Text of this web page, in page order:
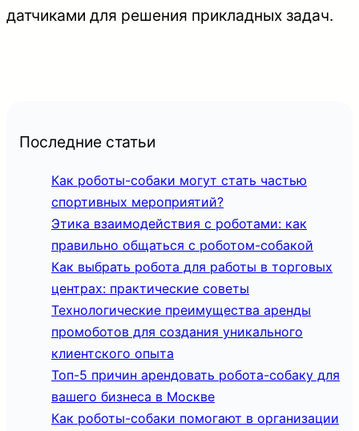
датчиками для решения прикладных задач.
Последние статьи
Как роботы-собаки могут стать частью
спортивных мероприятий?
Этика взаимодействия с роботами: как
правильно общаться с роботом-собакой
Как выбрать робота для работы в торговых
центрах: практические советы
Технологические преимущества аренды
промоботов для создания уникального
клиентского опыта
Топ-5 причин арендовать робота-собаку для
вашего бизнеса в Москве
Как роботы-собаки помогают в организации